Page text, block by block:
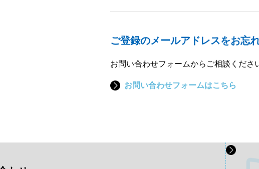
ご登録のメールアドレスをお忘
お問い合わせフォームからご相談くださ
お問い合わせフォームはこちら